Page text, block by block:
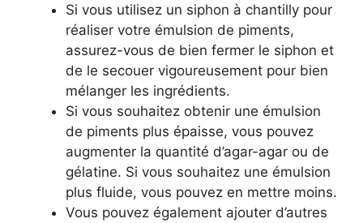
Si vous utilisez un siphon à chantilly pour
réaliser votre émulsion de piments,
assurez-vous de bien fermer le siphon et
de le secouer vigoureusement pour bien
mélanger les ingrédients.
Si vous souhaitez obtenir une émulsion
de piments plus épaisse, vous pouvez
augmenter la quantité d’agar-agar ou de
gélatine. Si vous souhaitez une émulsion
plus fluide, vous pouvez en mettre moins.
Vous pouvez également ajouter d’autres